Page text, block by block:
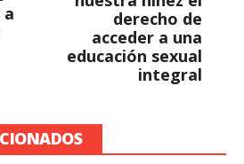
derecho de
acceder a una
educación sexual
integral